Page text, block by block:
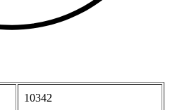
10342